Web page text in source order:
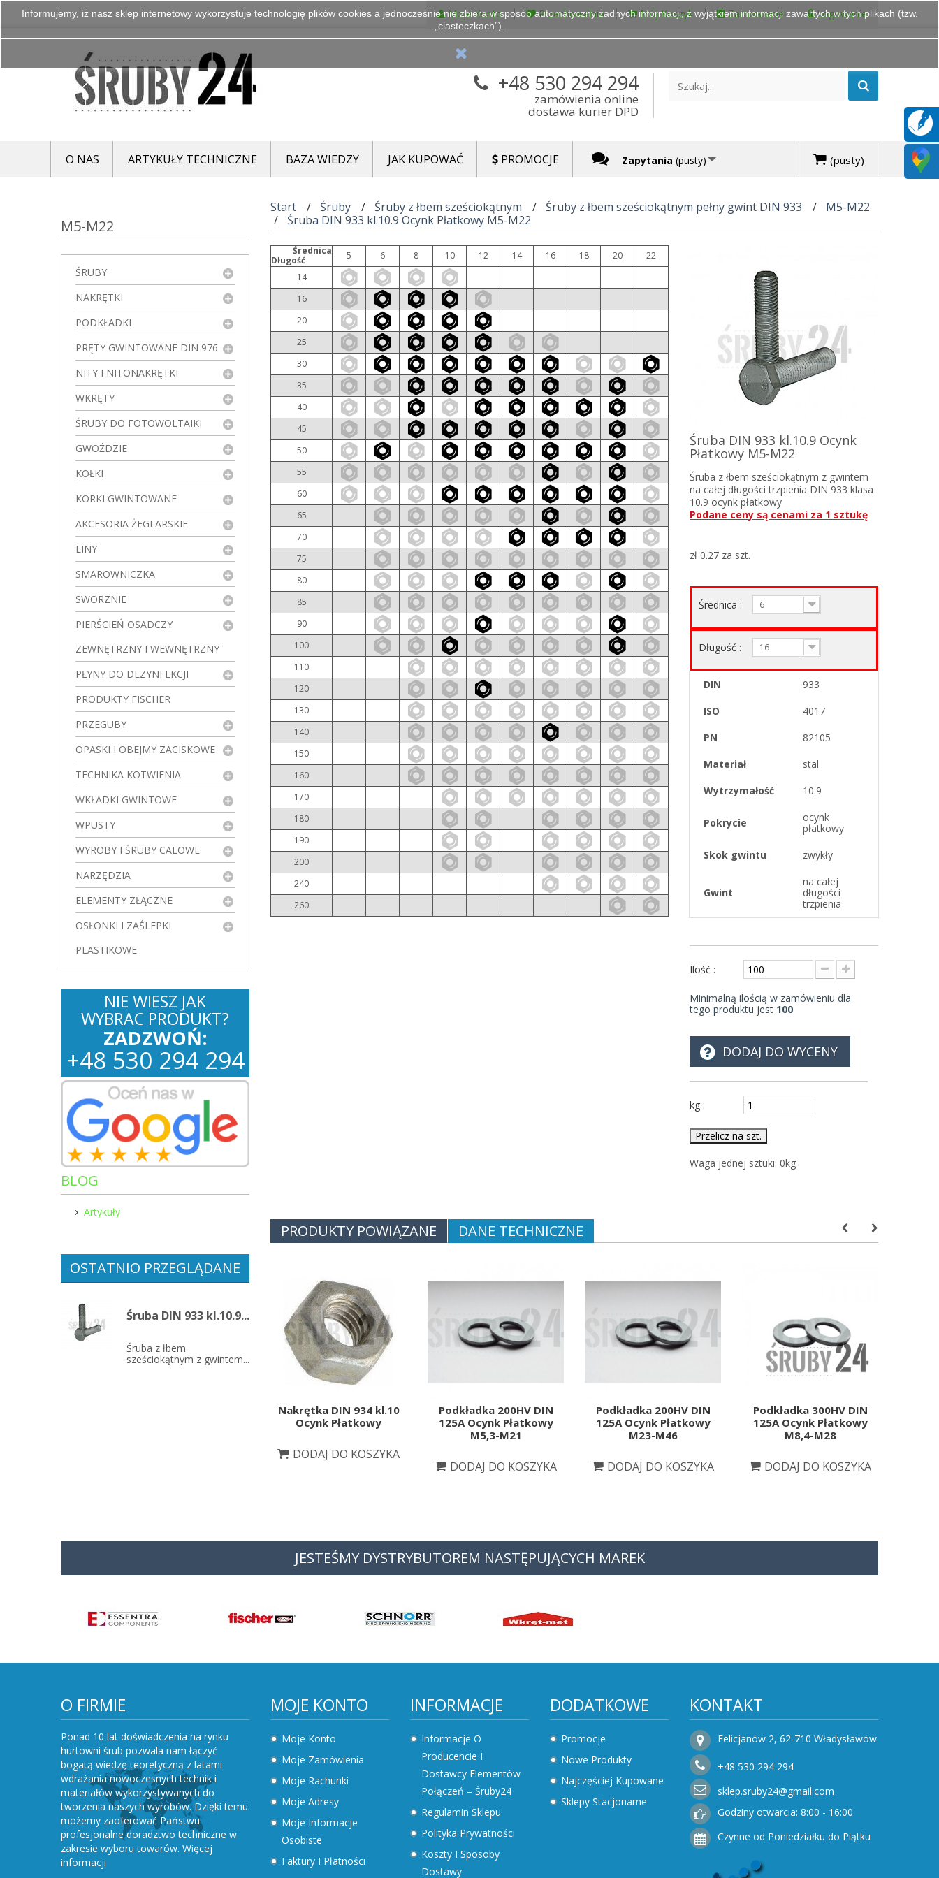
Moje Konto Przechowalnia Mój Koszyk Zamówienie Logowanie
(pusty)
+48 530 294 294
zamówienia online
dostawa kurier DPD
Zapytania (pusty)
O NAS ARTYKUŁY TECHNICZNE BAZA WIEDZY JAK KUPOWAĆ PROMOCJE
M5-M22
ŚRUBY
NAKRĘTKI
PODKŁADKI
PRĘTY GWINTOWANE DIN 976
NITY I NITONAKRĘTKI
WKRĘTY
ŚRUBY DO FOTOWOLTAIKI
GWOŹDZIE
KOŁKI
KORKI GWINTOWANE
AKCESORIA ŻEGLARSKIE
LINY
SMAROWNICZKA
SWORZNIE
PIERŚCIEŃ OSADCZY
ZEWNĘTRZNY I WEWNĘTRZNY
PŁYNY DO DEZYNFEKCJI
PRODUKTY FISCHER
PRZEGUBY
OPASKI I OBEJMY ZACISKOWE
TECHNIKA KOTWIENIA
WKŁADKI GWINTOWE
WPUSTY
WYROBY I ŚRUBY CALOWE
NARZĘDZIA
ELEMENTY ZŁĄCZNE
OSŁONKI I ZAŚLEPKI
PLASTIKOWE
NIE WIESZ JAK
WYBRAC PRODUKT?
ZADZWOŃ:
+48 530 294 294
BLOG
Artykuły
OSTATNIO PRZEGLĄDANE
Śruba DIN 933 kl.10.9...
Śruba z łbem
sześciokątnym z gwintem...
Start Śruby Śruby z łbem sześciokątnym Śruby z łbem sześciokątnym pełny gwint DIN 933
M5-M22
Śruba DIN 933 kl.10.9 Ocynk Płatkowy M5-M22
Średnica
Długość
5 6 8 10 12 14 16 18 20
22
14
16
20
25
30
35
40
45
50
55
60
65
70
75
80
85
90
100
110
120
130
140
150
160
170
180
190
200
240
260
Śruba DIN 933 kl.10.9 Ocynk
Płatkowy M5-M22
Śruba z łbem sześciokątnym z gwintem
na całej długości trzpienia DIN 933 klasa
10.9 ocynk płatkowy
Podane ceny są cenami za 1 sztukę
zł 0.27 za szt.
Średnica : 6
Długość : 16
DIN
933
ISO
4017
PN
82105
Materiał
stal
Wytrzymałość
10.9
Pokrycie
ocynk
płatkowy
Skok gwintu
zwykły
Gwint
na całej
długości
trzpienia
Ilość :
Minimalną ilością w zamówieniu dla
tego produktu jest 100
DODAJ DO WYCENY
kg :
Przelicz na szt.
Waga jednej sztuki: 0kg
PRODUKTY POWIĄZANE DANE TECHNICZNE
Nakrętka DIN 934 kl.10
Ocynk Płatkowy
DODAJ DO KOSZYKA
Podkładka 200HV DIN
125A Ocynk Płatkowy
M5,3-M21
DODAJ DO KOSZYKA
Podkładka 200HV DIN
125A Ocynk Płatkowy
M23-M46
DODAJ DO KOSZYKA
Podkładka 300HV DIN
125A Ocynk Płatkowy
M8,4-M28
DODAJ DO KOSZYKA
JESTEŚMY DYSTRYBUTOREM NASTĘPUJĄCYCH MAREK
O FIRMIE
Ponad 10 lat doświadczenia na rynku
hurtowni śrub pozwala nam łączyć
bogatą wiedzę teoretyczną z latami
wdrażania nowoczesnych technik i
materiałów wykorzystywanych do
tworzenia naszych wyrobów. Dzięki temu
możemy zaoferować Państwu
profesjonalne doradztwo techniczne w
zakresie wyboru towarów. Więcej
informacji
MOJE KONTO
Moje Konto
Moje Zamówienia
Moje Rachunki
Moje Adresy
Moje Informacje
Osobiste
Faktury I Płatności
INFORMACJE
Informacje O
Producencie I
Dostawcy Elementów
Połączeń – Śruby24
Regulamin Sklepu
Polityka Prywatności
Koszty I Sposoby
Dostawy
DODATKOWE
Promocje
Nowe Produkty
Najczęściej Kupowane
Sklepy Stacjonarne
KONTAKT
Felicjanów 2, 62-710 Władysławów
+48 530 294 294
sklep.sruby24@gmail.com
Godziny otwarcia: 8:00 - 16:00
Czynne od Poniedziałku do Piątku
Informujemy, iż nasz sklep internetowy wykorzystuje technologię plików cookies a jednocześnie nie zbiera w sposób automatyczny żadnych informacji, z wyjątkiem informacji zawartych w tych plikach (tzw.
„ciasteczkach”).